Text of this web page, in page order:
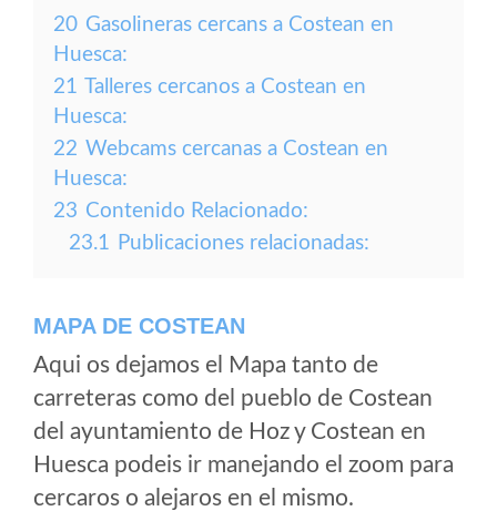
20 Gasolineras cercans a Costean en
Huesca:
21 Talleres cercanos a Costean en
Huesca:
22 Webcams cercanas a Costean en
Huesca:
23 Contenido Relacionado:
23.1 Publicaciones relacionadas:
MAPA DE COSTEAN
Aqui os dejamos el Mapa tanto de
carreteras como del pueblo de Costean
del ayuntamiento de Hoz y Costean en
Huesca podeis ir manejando el zoom para
cercaros o alejaros en el mismo.